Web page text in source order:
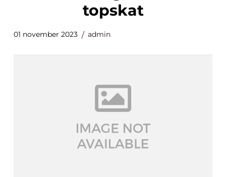
topskat
01 november 2023 admin